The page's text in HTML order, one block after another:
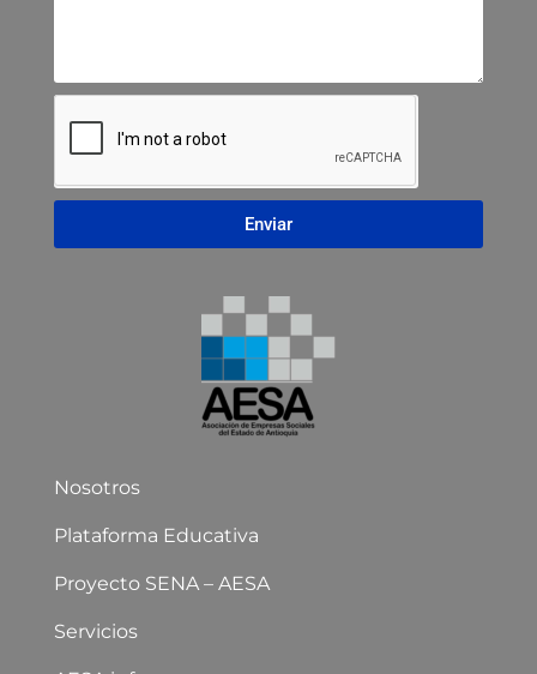
Enviar
Nosotros
Plataforma Educativa
Proyecto SENA – AESA
Servicios